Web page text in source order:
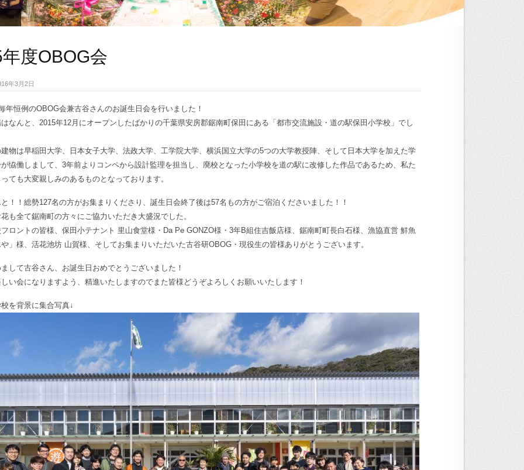
度OBOG会
年3月2日
年恒例のOBOG会兼古谷さんのお誕生日会を行いました！
なんと、2015年12月にオープンしたばかりの千葉県安房郡鋸南町保田にある「都市交流施設・道の駅保田小学校」でし
物は早稲田大学、 日本女子大学、法政大学、工学院大学、横浜国立大学の5つの大学教授陣、 そして日本大学を加えた学
恊働しまして、3年前よりコンペから設計監理を担当し、 廃校となった小学校を道の駅に改修した作品であるため、私た
ても大変親しみのあるものとなっております。
！！総勢127名の方がお集まりくださり、誕生日会終了後は57名もの方がご宿泊くださいました！！
も全て鋸南町の方々にご協力いただき大盛況でした。
ロントの皆様、保田小テナント 里山食堂様・Da Pe GONZO様・3年B組住吉飯店様、鋸南町町長白石様、漁協直営 鮮魚
」様、活花池坊 山賀様、そしてお集まりいただいた古谷研OBOG・現役生の皆様ありがとうございます。
して古谷さん、お誕生日おめでとうございました！
い会になりますよう、精進いたしますのでまた皆様どうぞよろしくお願いいたします！
を背景に集合写真↓